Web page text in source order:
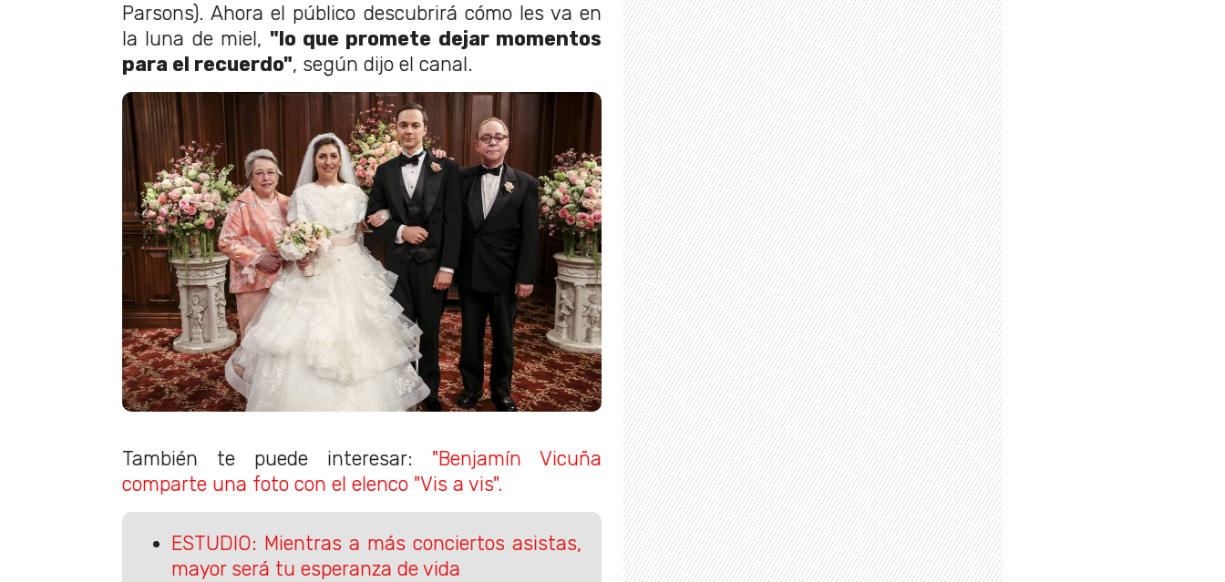
Parsons). Ahora el público descubrirá cómo les va en
la luna de miel, "lo que promete dejar momentos
para el recuerdo", según dijo el canal.
También te puede interesar: "Benjamín Vicuña
comparte una foto con el elenco "Vis a vis".
ESTUDIO: Mientras a más conciertos asistas,
mayor será tu esperanza de vida